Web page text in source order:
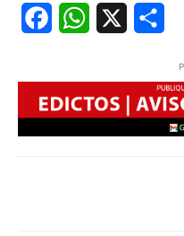
FacebookWhatsApp